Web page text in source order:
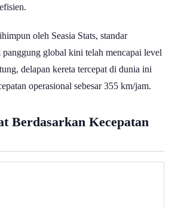
oleh Seasia Stats, standar
panggung global kini telah mencapai level
delapan kereta tercepat di dunia ini
operasional sebesar 355 km/jam.
Berdasarkan Kecepatan